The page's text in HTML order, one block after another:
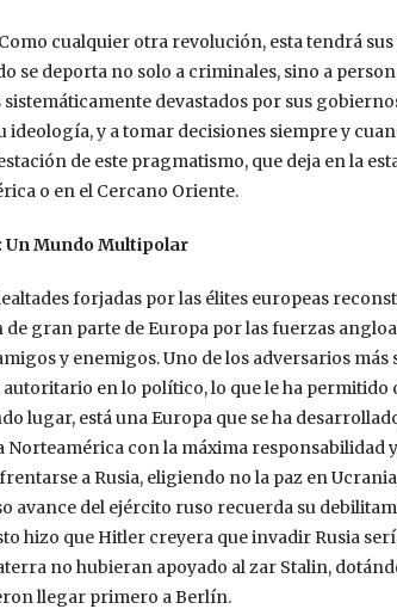
cualquier otra revolución, esta tendrá
se deporta no solo a criminales, sino a
devastados por sus
y a tomar decisiones siempre y
de este pragmatismo, que deja en la
o en el Cercano Oriente.
Un Mundo Multipolar
forjadas por las élites europeas
gran parte de Europa por las fuerzas
y enemigos. Uno de los adversarios
en lo político, lo que le ha
lugar, está una Europa que se ha
Norteamérica con la máxima responsabilidad
a Rusia, eligiendo no la paz en
avance del ejército ruso recuerda su
hizo que Hitler creyera que invadir Rusia
no hubieran apoyado al zar Stalin,
llegar primero a Berlín.